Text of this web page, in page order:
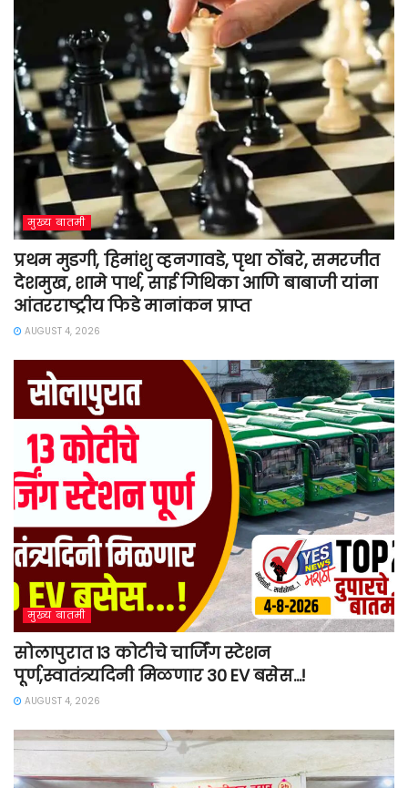
मुख्य बातमी
प्रथम मुडगी, हिमांशु व्हनगावडे, पृथा ठोंबरे, समरजीत
देशमुख, शामे पार्थ, साई गिथिका आणि बाबाजी यांना
आंतरराष्ट्रीय फिडे मानांकन प्राप्त
AUGUST 4, 2026
मुख्य बातमी
सोलापुरात 13 कोटीचे चार्जिंग स्टेशन
पूर्ण,स्वातंत्र्यदिनी मिळणार 30 EV बसेस…!
AUGUST 4, 2026